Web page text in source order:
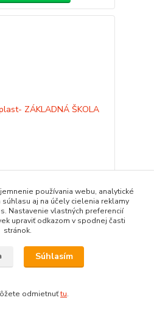
ŠKOLA
Pridať do košíka
používania webu, analytické
aj na účely cielenia reklamy
Nastavenie vlastných preferencií
upraviť odkazom v spodnej časti
stránok.
Súhlasím
odmietnuťtu.